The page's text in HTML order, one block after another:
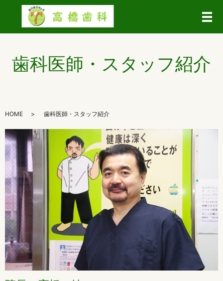
メ
歯科医師・スタッフ紹介
HOME 歯科医師・スタッフ紹介